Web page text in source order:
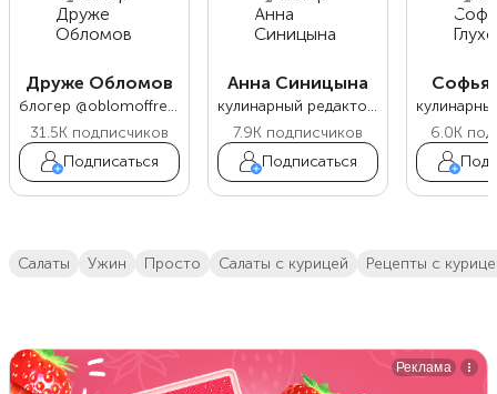
Друже Обломов
блогер @oblomoffrecipe
31.5K подписчиков
Подписаться
Анна Синицына
кулинарный редактор Food.ru
7.9K подписчиков
Подписаться
Софья
6.0K
салаты ужин просто салаты с курицей Рецепты с